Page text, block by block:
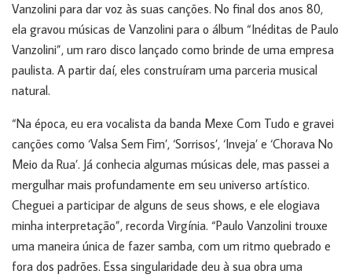
Vanzolini para dar voz às suas canções. No final dos anos 80,
ela gravou músicas de Vanzolini para o álbum “Inéditas de Paulo
Vanzolini”, um raro disco lançado como brinde de uma empresa
paulista. A partir daí, eles construíram uma parceria musical
natural.
“Na época, eu era vocalista da banda Mexe Com Tudo e gravei
canções como ‘Valsa Sem Fim’, ‘Sorrisos’, ‘Inveja’ e ‘Chorava No
Meio da Rua’. Já conhecia algumas músicas dele, mas passei a
mergulhar mais profundamente em seu universo artístico.
Cheguei a participar de alguns de seus shows, e ele elogiava
minha interpretação”, recorda Virgínia. “Paulo Vanzolini trouxe
uma maneira única de fazer samba, com um ritmo quebrado e
fora dos padrões. Essa singularidade deu à sua obra uma